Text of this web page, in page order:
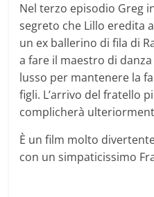
Nel terzo episodio Greg
segreto che Lillo eredita
un ex ballerino di fila di
a fare il maestro di
lusso per mantenere la
figli. L’arrivo del fratello
complicherà
È un film molto
con un simpaticissimo